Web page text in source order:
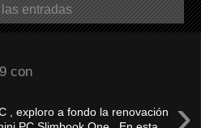
entradas
con
›
, exploro a fondo la renovación